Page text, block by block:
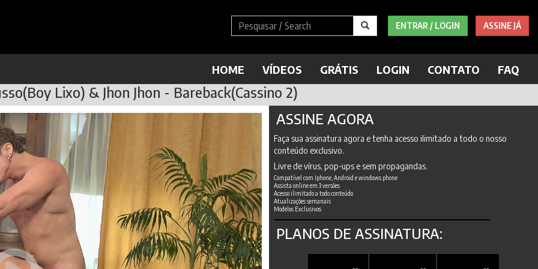
ENTRAR / LOGIN ASSINE JÁ
HOME VÍDEOS GRÁTIS LOGIN CONTATO FAQ
Lixo) & Jhon Jhon - Bareback(Cassino 2)
ASSINE AGORA
Faça sua assinatura agora e tenha acesso ilimitado a todo o nosso
conteúdo exclusivo.
Livre de vírus, pop-ups e sem propagandas.
Compatível com Iphone, Android e windows phone
Assista online em 3 versões
Acesso ilimitado a todo conteúdo
Atualizações semanais
Modelos Exclusivos
PLANOS DE ASSINATURA: